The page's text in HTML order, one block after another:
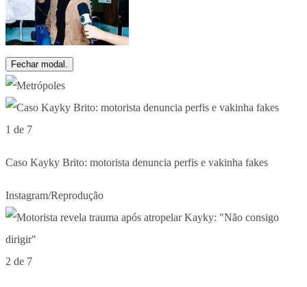
Fechar modal.
1 de 7
Caso Kayky Brito: motorista denuncia perfis e vakinha fakes
Instagram/Reprodução
2 de 7